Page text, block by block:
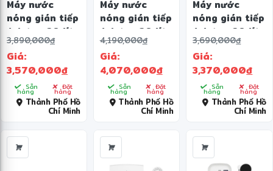
Máy nước
nóng gián tiếp
Ariston 20 lít
2500W SLIM3
20 RS MT
3,890,000đ
Giá:
3,570,000đ
Sẵn
hàng Đặt
hàng
Thành Phố Hồ
Chí Minh
Máy nước
nóng gián tiếp
Ariston 30 lít
3000W SLIM3
30 RS MT 3KW
4,190,000đ
Giá:
4,070,000đ
Sẵn
hàng Đặt
hàng
Thành Phố Hồ
Chí Minh
Máy nước
nóng gián tiếp
Ariston 20 lít
2500W SLIM3
20 R MT
3,690,000đ
Giá:
3,370,000đ
Sẵn
hàng Đặt
hàng
Thành Phố Hồ
Chí Minh